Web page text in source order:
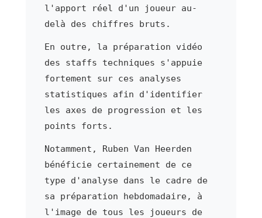
l'apport réel d'un joueur au-
delà des chiffres bruts.
En outre, la préparation vidéo
des staffs techniques s'appuie
fortement sur ces analyses
statistiques afin d'identifier
les axes de progression et les
points forts.
Notamment, Ruben Van Heerden
bénéficie certainement de ce
type d'analyse dans le cadre de
sa préparation hebdomadaire, à
l'image de tous les joueurs de